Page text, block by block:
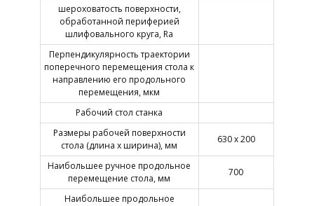
шероховатость поверхности,
обработанной периферией
шлифовального круга, Ra
Перпендикулярность траектории
поперечного перемещения стола к
направлению его продольного
перемещения, мкм
Рабочий стол станка
Размеры рабочей поверхности
стола (длина х ширина), мм
630 х 200
Наибольшее ручное продольное
перемещение стола, мм
700
Наибольшее продольное